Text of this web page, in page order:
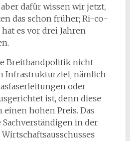
dafür wissen wir jetzt,
das schon früher; Ri-co-
hat es vor drei Jahren
Breitbandpolitik nicht
Infrastrukturziel, nämlich
oder
ist, denn diese
hohen Preis. Das
Sachverständigen in der